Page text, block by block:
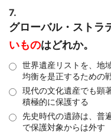
7.
グローバル・ストラ
いものはどれか。
世界遺産リストを、地
均衡を是正するための
現代の文化遺産でも顕
積極的に保護する
先史時代の遺跡は、普
で保護対象からは外す